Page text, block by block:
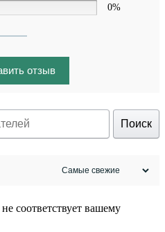
0%
отзыв
Поиск
соответствует вашему